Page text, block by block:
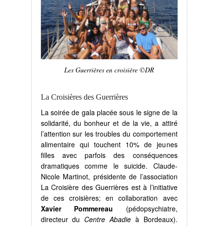
Les Guerrières en croisière ©DR
La Croisières des Guerrières
La soirée de gala placée sous le signe de la
solidarité, du bonheur et de la vie, a attiré
l’attention sur les troubles du comportement
alimentaire qui touchent 10% de jeunes
filles avec parfois des conséquences
dramatiques comme le suicide. Claude-
Nicole Martinot, présidente de l’association
La Croisière des Guerrières est à l’initiative
de ces croisières; en collaboration avec
Xavier Pommereau (pédopsychiatre,
directeur du Centre Abadieà Bordeaux).